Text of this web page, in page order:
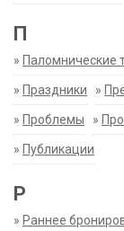
П
» Паломнические
» Праздники »
» Проблемы »
» Публикации
Р
» Раннее